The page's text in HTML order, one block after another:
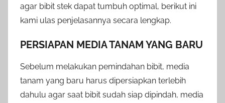
agar bibit stek dapat tumbuh optimal, berikut ini
kami ulas penjelasannya secara lengkap.
PERSIAPAN MEDIA TANAM YANG BARU
Sebelum melakukan pemindahan bibit, media
tanam yang baru harus dipersiapkan terlebih
dahulu agar saat bibit sudah siap dipindah, media